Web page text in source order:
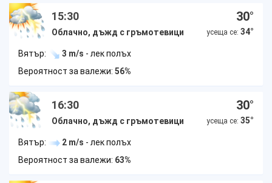
15:30
Облачно, дъжд с гръмотевици
30°
усеща се: 34°
Вятър: 3 m/s - лек полъх
Вероятност за валежи: 56%
16:30
Облачно, дъжд с гръмотевици
30°
усеща се: 35°
Вятър: 2 m/s - лек полъх
Вероятност за валежи: 63%